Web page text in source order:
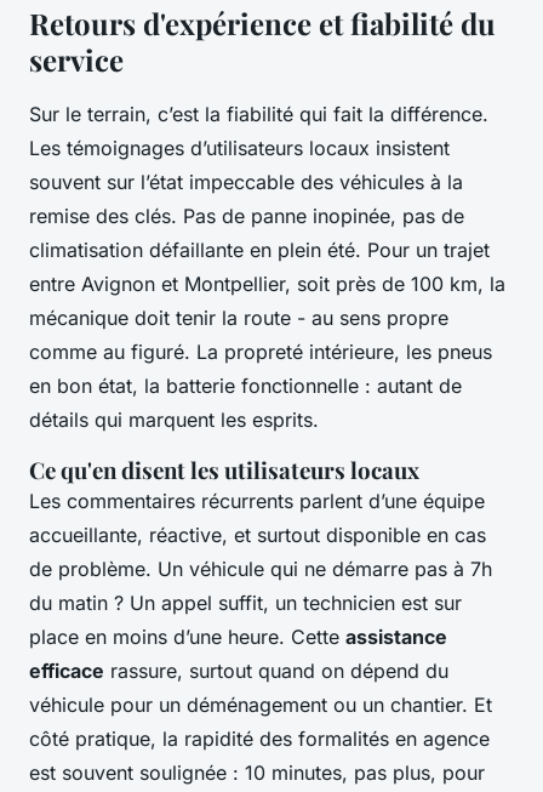
Retours d'expérience et fiabilité du
service
Sur le terrain, c’est la fiabilité qui fait la différence.
Les témoignages d’utilisateurs locaux insistent
souvent sur l’état impeccable des véhicules à la
remise des clés. Pas de panne inopinée, pas de
climatisation défaillante en plein été. Pour un trajet
entre Avignon et Montpellier, soit près de 100 km, la
mécanique doit tenir la route - au sens propre
comme au figuré. La propreté intérieure, les pneus
en bon état, la batterie fonctionnelle : autant de
détails qui marquent les esprits.
Ce qu'en disent les utilisateurs locaux
Les commentaires récurrents parlent d’une équipe
accueillante, réactive, et surtout disponible en cas
de problème. Un véhicule qui ne démarre pas à 7h
du matin ? Un appel suffit, un technicien est sur
place en moins d’une heure. Cette assistance
efficace rassure, surtout quand on dépend du
véhicule pour un déménagement ou un chantier. Et
côté pratique, la rapidité des formalités en agence
est souvent soulignée : 10 minutes, pas plus, pour